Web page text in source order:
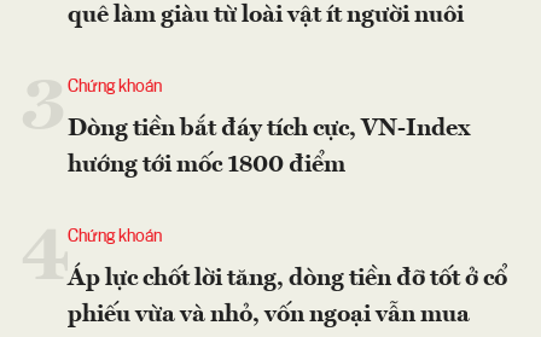
quê làm giàu từ loài vật ít người nuôi
Chứng khoán
Dòng tiền bắt đáy tích cực, VN-Index
hướng tới mốc 1800 điểm
4Chứng khoán
Áp lực chốt lời tăng, dòng tiền đỡ tốt ở cổ
phiếu vừa và nhỏ, vốn ngoại vẫn mua